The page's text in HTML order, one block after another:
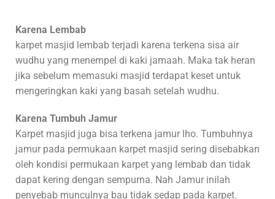
Karena Lembab
karpet masjid lembab terjadi karena terkena sisa air
wudhu yang menempel di kaki jamaah. Maka tak heran
jika sebelum memasuki masjid terdapat keset untuk
mengeringkan kaki yang basah setelah wudhu.
Karena Tumbuh Jamur
Karpet masjid juga bisa terkena jamur lho. Tumbuhnya
jamur pada permukaan karpet masjid sering disebabkan
oleh kondisi permukaan karpet yang lembab dan tidak
dapat kering dengan sempurna. Nah Jamur inilah
penyebab munculnya bau tidak sedap pada karpet.